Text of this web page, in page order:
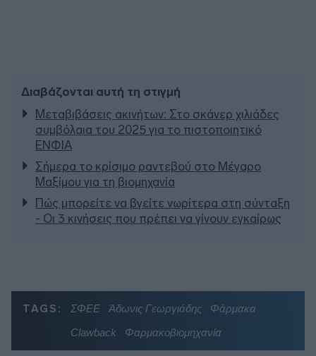
Διαβάζονται αυτή τη στιγμή
Μεταβιβάσεις ακινήτων: Στο σκάνερ χιλιάδες
συμβόλαια του 2025 για το πιστοποιητικό
ΕΝΦΙΑ
Σήμερα το κρίσιμο ραντεβού στο Μέγαρο
Μαξίμου για τη βιομηχανία
Πώς μπορείτε να βγείτε νωρίτερα στη σύνταξη
- Οι 3 κινήσεις που πρέπει να γίνουν εγκαίρως
TAGS: ΣΦΕΕ Άδωνις Γεωργιάδης
Φάρμακα
Clawback
Φαρμακοβιομηχανία